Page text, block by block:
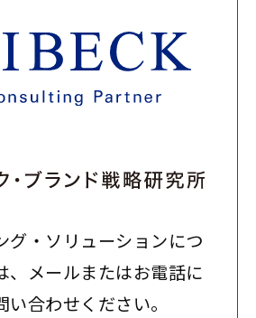
グ・ソリューションにつ
、メールまたはお電話に
合わせください。